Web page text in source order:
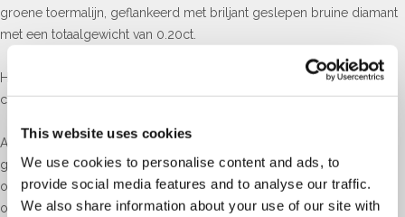
This website uses cookies
We use cookies to personalise content and ads, to
provide social media features and to analyse our traffic.
We also share information about your use of our site with
groene toermalijn, geflankeerd met briljant geslepen bruine diamant
met een totaalgewicht van 0.20ct.
Het is ook mogelijk een eigen (verlovings)ring te ontwerpen en
compleet naar uw wens te maken.
Al onze (verlovings)ringen worden handgemaakt in 14 of 18 karaat
goud. U heeft de keuze uit geel, wit of roségoud. Wij beschikken
over onze eigen modellen, die in het atelier boven de winkel zijn
ontworpen en vervaardigd. Daarnaast heeft u de mogelijkheid om